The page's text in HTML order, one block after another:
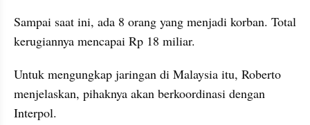
Sampai saat ini, ada 8 orang yang menjadi korban. Total
kerugiannya mencapai Rp 18 miliar.
Untuk mengungkap jaringan di Malaysia itu, Roberto
menjelaskan, pihaknya akan berkoordinasi dengan
Interpol.